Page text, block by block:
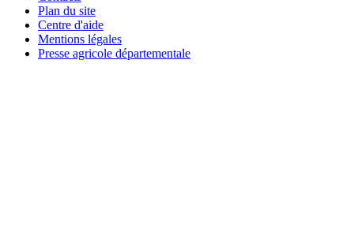
Plan du site
Centre d'aide
Mentions légales
Presse agricole départementale